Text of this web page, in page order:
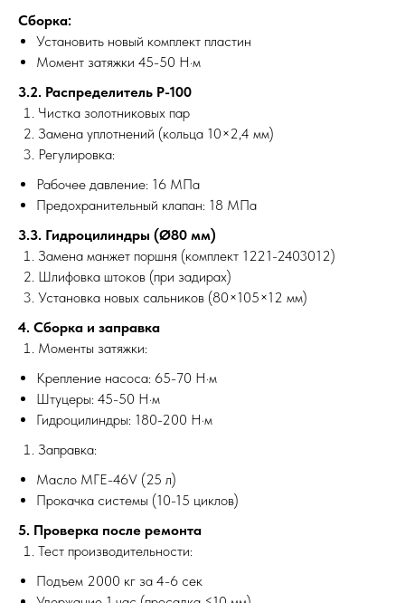
Сборка:
Установить новый комплект пластин
Момент затяжки 45-50 Н·м
3.2. Распределитель Р-100
Чистка золотниковых пар
Замена уплотнений (кольца 10×2,4 мм)
Регулировка:
Рабочее давление: 16 МПа
Предохранительный клапан: 18 МПа
3.3. Гидроцилиндры (Ø80 мм)
Замена манжет поршня (комплект 1221-2403012)
Шлифовка штоков (при задирах)
Установка новых сальников (80×105×12 мм)
4. Сборка и заправка
Моменты затяжки:
Крепление насоса: 65-70 Н·м
Штуцеры: 45-50 Н·м
Гидроцилиндры: 180-200 Н·м
Заправка:
Масло МГЕ-46V (25 л)
Прокачка системы (10-15 циклов)
5. Проверка после ремонта
Тест производительности:
Подъем 2000 кг за 4-6 сек